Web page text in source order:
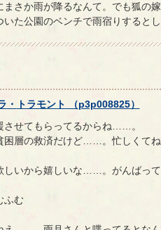
さか雨が降るなんて。でも狐の
た公園のベンチで雨宿りするとし
・ トラモント （p3p008825）
させてもらってるからね……。
困層の救済だけど……。忙しくてね
しいから嬉しいな……。がんばっ
ふむ